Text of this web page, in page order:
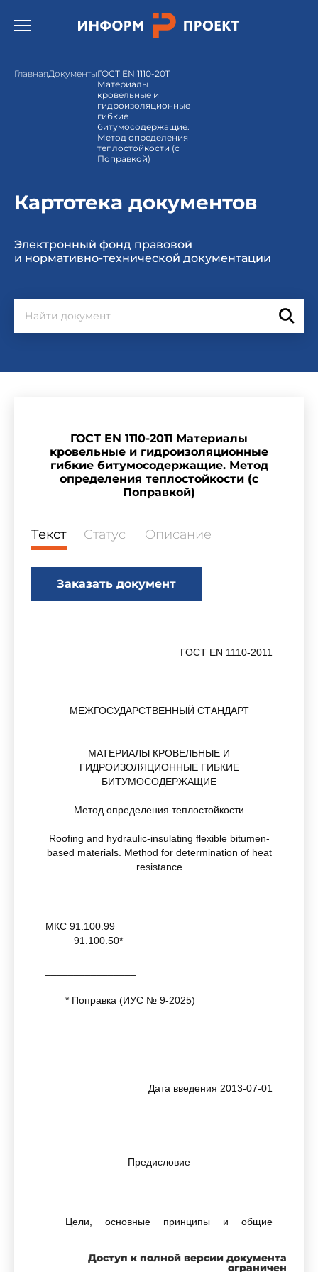
Открыть бургер меню.
ГлавнаяДокументыГОСТ EN 1110-2011
Материалы
кровельные и
гидроизоляционные
гибкие
битумосодержащие.
Метод определения
теплостойкости (с
Поправкой)
Картотека документов
Электронный фонд правовой
и нормативно-технической документации
ГОСТ EN 1110-2011 Материалы
кровельные и гидроизоляционные
гибкие битумосодержащие. Метод
определения теплостойкости (с
Поправкой)
Текст Статус Описание
Заказать документ
ГОСТ EN 1110-2011
МЕЖГОСУДАРСТВЕННЫЙ СТАНДАРТ
МАТЕРИАЛЫ КРОВЕЛЬНЫЕ И
ГИДРОИЗОЛЯЦИОННЫЕ ГИБКИЕ
БИТУМОСОДЕРЖАЩИЕ
Метод определения теплостойкости
Roofing and hydraulic-insulating flexible bitumen-
based materials. Method for determination of heat
resistance
МКС 91.100.99
91.100.50*
* Поправка (ИУС № 9-2025)
Дата введения 2013-07-01
Предисловие
Цели, основные принципы и общие
установленыГОСТ 1.0"Межгосударственная
Доступ к полной версии документа
ограничен